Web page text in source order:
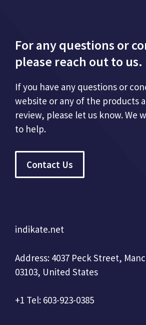
For any questions or
please reach out to us.
If you have any questions or
website or any of the products
review, please let us know. We
to help.
Contact Us
indikate.net
Address: 4037 Peck Street,
03103, United States
+1 Tel: 603-923-0385